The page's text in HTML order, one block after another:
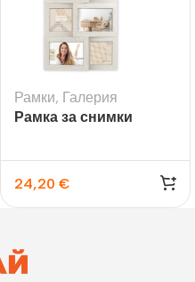
Рамки, Галерия
Рамка за снимки
24,20 €